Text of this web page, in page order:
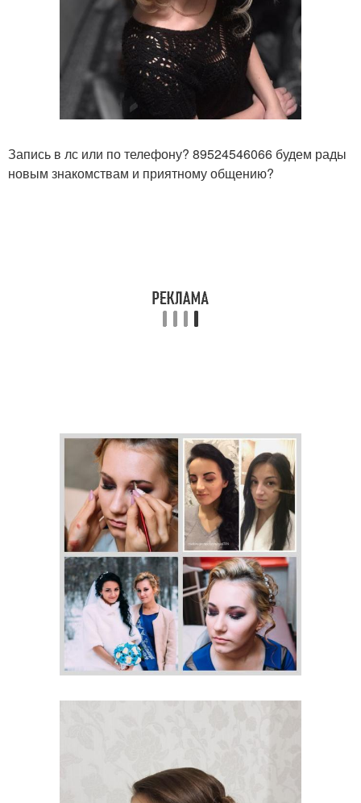
Запись в лс или по телефону? 89524546066 будем рады
новым знакомствам и приятному общению?